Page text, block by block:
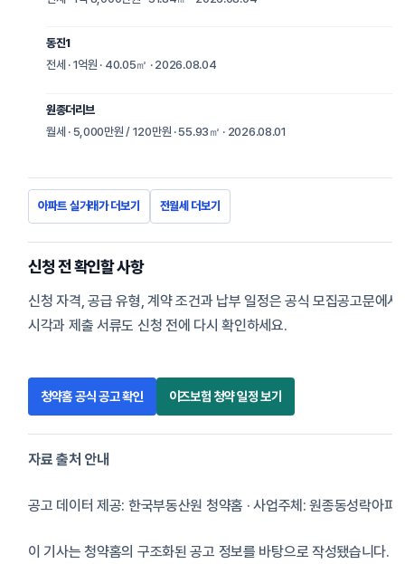
동진1
전세 · 1억원 · 40.05㎡ · 2026.08.04
원종더리브
월세 · 5,000만원 / 120만원 · 55.93㎡ · 2026.08.01
아파트 실거래가 더보기 전월세 더보기
신청 전 확인할 사항
신청 자격, 공급 유형, 계약 조건과 납부 일정은 공식 모집공고문에
시각과 제출 서류도 신청 전에 다시 확인하세요.
청약홈 공식 공고 확인 이즈보험 청약 일정 보기
자료 출처 안내
공고 데이터 제공: 한국부동산원 청약홈 · 사업주체: 원종동성락아파
이 기사는 청약홈의 구조화된 공고 정보를 바탕으로 작성됐습니다.